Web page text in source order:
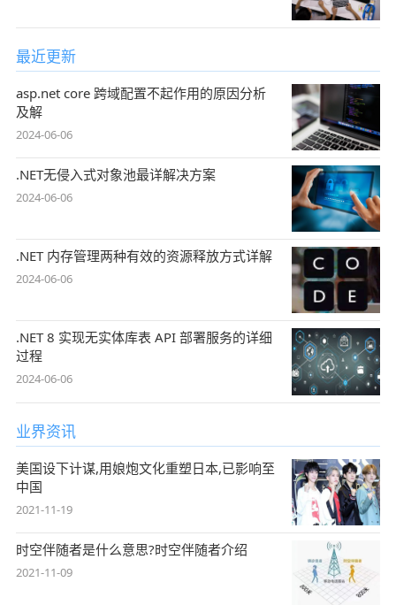
最近更新
asp.net core 跨域配置不起作用的原因分析
及解
2024-06-06
.NET无侵入式对象池最详解决方案
2024-06-06
.NET 内存管理两种有效的资源释放方式详解
2024-06-06
.NET 8 实现无实体库表 API 部署服务的详细
过程
2024-06-06
业界资讯
美国设下计谋,用娘炮文化重塑日本,已影响至
中国
2021-11-19
时空伴随者是什么意思?时空伴随者介绍
2021-11-09